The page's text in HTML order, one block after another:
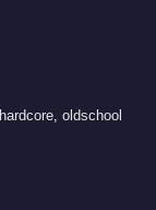
,oldschool